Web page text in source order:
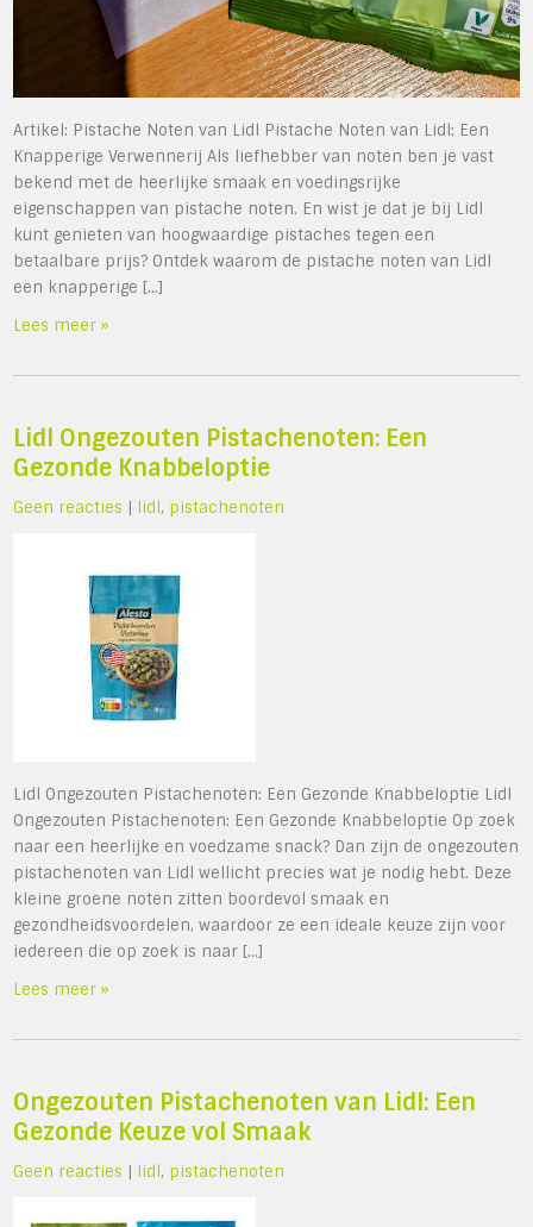
Artikel: Pistache Noten van Lidl Pistache Noten van Lidl: Een
Knapperige Verwennerij Als liefhebber van noten ben je vast
bekend met de heerlijke smaak en voedingsrijke
eigenschappen van pistache noten. En wist je dat je bij Lidl
kunt genieten van hoogwaardige pistaches tegen een
betaalbare prijs? Ontdek waarom de pistache noten van Lidl
een knapperige […]
Lees meer »
Lidl Ongezouten Pistachenoten: Een
Gezonde Knabbeloptie
Geen reacties | lidl, pistachenoten
Lidl Ongezouten Pistachenoten: Een Gezonde Knabbeloptie Lidl
Ongezouten Pistachenoten: Een Gezonde Knabbeloptie Op zoek
naar een heerlijke en voedzame snack? Dan zijn de ongezouten
pistachenoten van Lidl wellicht precies wat je nodig hebt. Deze
kleine groene noten zitten boordevol smaak en
gezondheidsvoordelen, waardoor ze een ideale keuze zijn voor
iedereen die op zoek is naar […]
Lees meer »
Ongezouten Pistachenoten van Lidl: Een
Gezonde Keuze vol Smaak
Geen reacties | lidl, pistachenoten